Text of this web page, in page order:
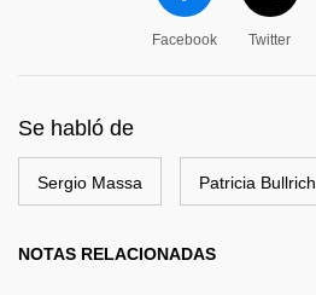
Facebook Twitter
Se habló de
Sergio Massa Patricia Bullrich
NOTAS RELACIONADAS